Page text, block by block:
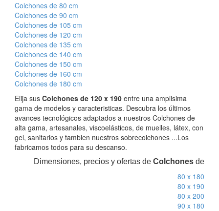
Colchones de 80 cm
Colchones de 90 cm
Colchones de 105 cm
Colchones de 120 cm
Colchones de 135 cm
Colchones de 140 cm
Colchones de 150 cm
Colchones de 160 cm
Colchones de 180 cm
Elija sus Colchones de 120 x 190 entre una amplisima
gama de modelos y caracteristicas. Descubra los últimos
avances tecnológicos adaptados a nuestros Colchones de
alta gama, artesanales, viscoelásticos, de muelles, látex, con
gel, sanitarios y tambien nuestros sobrecolchones ...Los
fabricamos todos para su descanso.
Dimensiones, precios y ofertas de Colchones de
80 x 180
80 x 190
80 x 200
90 x 180